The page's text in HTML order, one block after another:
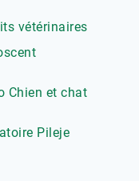
vétérinaires
Chien et chat
Pileje